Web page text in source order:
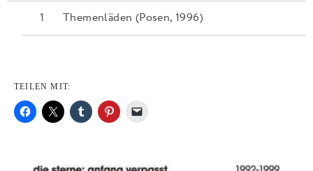
Themenläden (Posen, 1996)
TEILEN MIT: